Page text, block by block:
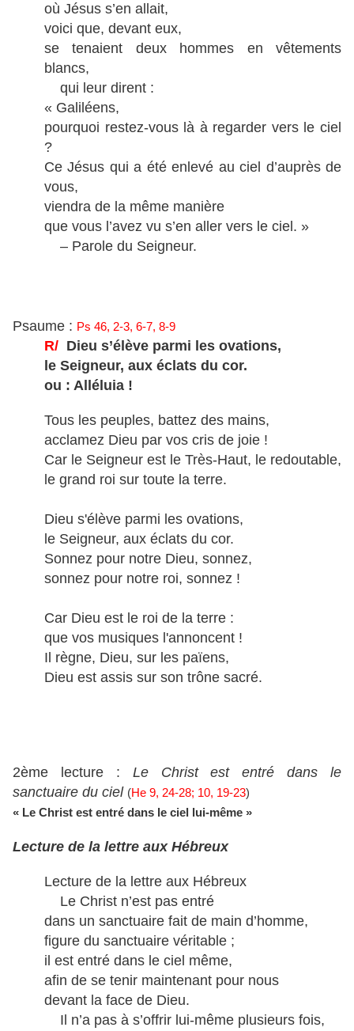
où Jésus s’en allait,
voici que, devant eux,
se tenaient deux hommes en vêtements
blancs,
qui leur dirent :
« Galiléens,
pourquoi restez-vous là à regarder vers le ciel
?
Ce Jésus qui a été enlevé au ciel d’auprès de
vous,
viendra de la même manière
que vous l’avez vu s’en aller vers le ciel. »
– Parole du Seigneur.
Psaume : Ps 46, 2-3, 6-7, 8-9
R/ Dieu s’élève parmi les ovations,
le Seigneur, aux éclats du cor.
ou : Alléluia !
Tous les peuples, battez des mains,
acclamez Dieu par vos cris de joie !
Car le Seigneur est le Très-Haut, le redoutable,
le grand roi sur toute la terre.
Dieu s'élève parmi les ovations,
le Seigneur, aux éclats du cor.
Sonnez pour notre Dieu, sonnez,
sonnez pour notre roi, sonnez !
Car Dieu est le roi de la terre :
que vos musiques l'annoncent !
Il règne, Dieu, sur les païens,
Dieu est assis sur son trône sacré.
2ème lecture : Le Christ est entré dans le
sanctuaire du ciel (He 9, 24-28; 10, 19-23)
« Le Christ est entré dans le ciel lui-même »
Lecture de la lettre aux Hébreux
Lecture de la lettre aux Hébreux
Le Christ n’est pas entré
dans un sanctuaire fait de main d’homme,
figure du sanctuaire véritable ;
il est entré dans le ciel même,
afin de se tenir maintenant pour nous
devant la face de Dieu.
Il n’a pas à s’offrir lui-même plusieurs fois,